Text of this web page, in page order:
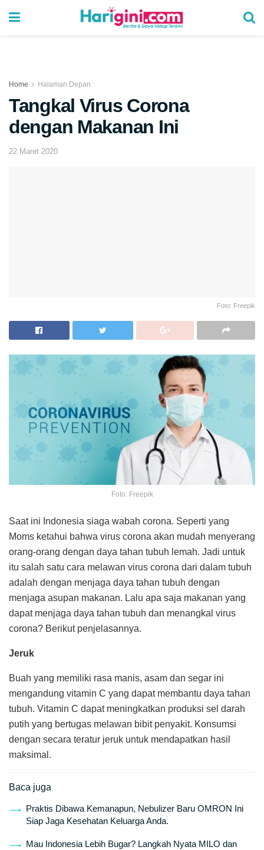
Home Halaman Depan
Tangkal Virus Corona
dengan Makanan Ini
22 Maret 2020
Foto: Freepik
Foto: Freepik
Saat ini Indonesia siaga wabah corona. Seperti yang
Moms ketahui bahwa virus corona akan mudah menyerang
orang-orang dengan daya tahan tubuh lemah. Jadi untuk
itu salah satu cara melawan virus corona dari dalam tubuh
adalah dengan menjaga daya tahan tubuh dengan
menjaga asupan makanan. Lalu apa saja makanan yang
dapat menjaga daya tahan tubuh dan menangkal virus
corona? Berikut penjelasannya.
Jeruk
Buah yang memiliki rasa manis, asam dan segar ini
mengandung vitamin C yang dapat membantu daya tahan
tubuh. Vitamin C dapat meningkatkan produksi sel darah
putih yang bertugas melawan bibit penyakit. Konsumsi
dengan secara teratur jeruk untuk mendapatkan hasil
maksimal.
Baca juga
Praktis Dibawa Kemanapun, Nebulizer Baru OMRON Ini
Siap Jaga Kesehatan Keluarga Anda.
Mau Indonesia Lebih Bugar? Langkah Nyata MILO dan